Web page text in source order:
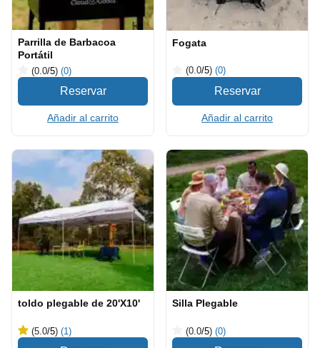
Parrilla de Barbacoa
Portátil
(0.0/5) (0)
Añadir al carrito
Fogata
(0.0/5) (0)
Añadir al carrito
toldo plegable de 20'X10'
(5.0/5) (1)
Silla Plegable
(0.0/5) (0)